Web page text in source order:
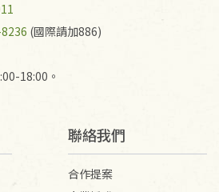
(國際請加886)
18:00。
聯絡我們
合作提案